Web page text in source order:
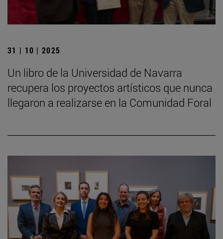
31 | 10 | 2025
Un libro de la Universidad de Navarra
recupera los proyectos artísticos que nunca
llegaron a realizarse en la Comunidad Foral